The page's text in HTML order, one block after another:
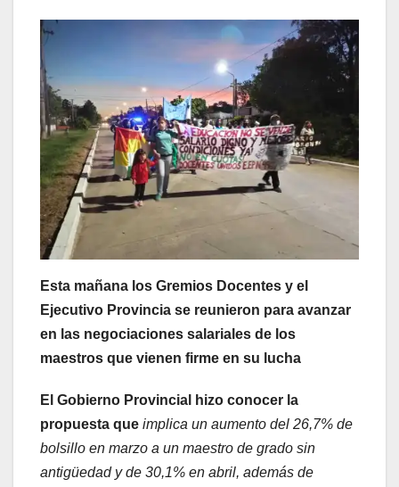
Esta mañana los Gremios Docentes y el
Ejecutivo Provincia se reunieron para avanzar
en las negociaciones salariales de los
maestros que vienen firme en su lucha
El Gobierno Provincial hizo conocer la
propuesta que implica un aumento del 26,7% de
bolsillo en marzo a un maestro de grado sin
antigüedad y de 30,1% en abril, además de